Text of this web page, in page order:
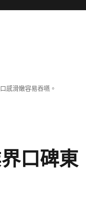
感滑嫩容易吞嚥。
口碑東